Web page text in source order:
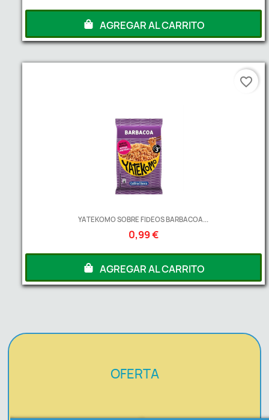
AGREGAR AL CARRITO
YATEKOMO SOBRE FIDEOS BARBACOA...
0,99 €
AGREGAR AL CARRITO
favorite_border
OFERTA